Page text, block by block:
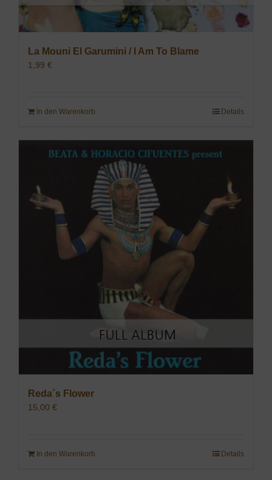
La Mouni El Garumini / I Am To Blame
1,99 €
In den Warenkorb Details
Reda´s Flower
15,00 €
In den Warenkorb Details